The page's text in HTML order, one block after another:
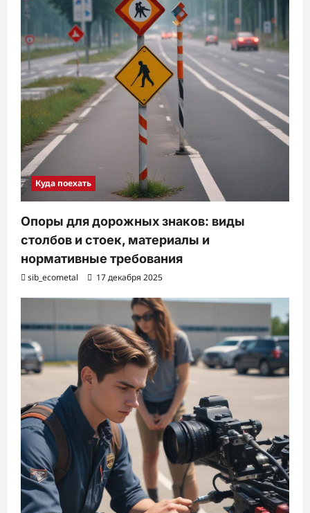
Куда поехать
Опоры для дорожных знаков: виды
столбов и стоек, материалы и
нормативные требования
sib_ecometal 17 декабря 2025